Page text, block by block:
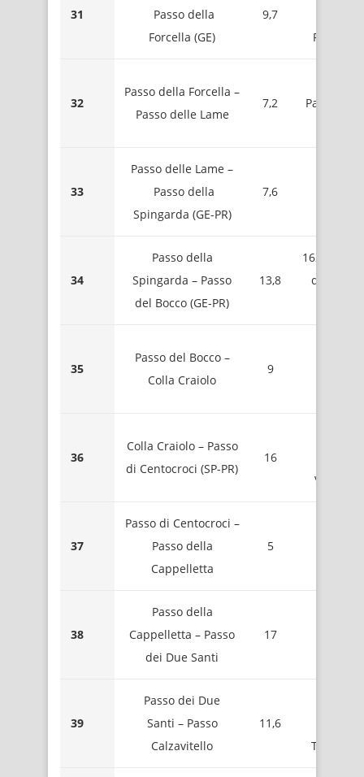
31
Passo della
Forcella (GE)
9,7
32
Passo della Forcella –
Passo delle Lame
7,2
Passo
33
Passo delle Lame –
Passo della
Spingarda (GE-PR)
7,6
34
Passo della
Spingarda – Passo
del Bocco (GE-PR)
13,8
1623 –
del
35
Passo del Bocco –
Colla Craiolo
9
36
Colla Craiolo – Passo
di Centocroci (SP-PR)
16
37
Passo di Centocroci –
Passo della
Cappelletta
5
38
Passo della
Cappelletta – Passo
dei Due Santi
17
39
Passo dei Due
Santi – Passo
Calzavitello
11,6